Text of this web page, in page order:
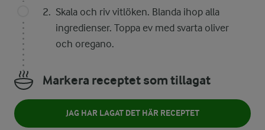
Skala och riv vitlöken. Blanda ihop alla
ingredienser. Toppa ev med svarta oliver
och oregano.
Markera receptet som tillagat
JAG HAR LAGAT DET HÄR RECEPTET